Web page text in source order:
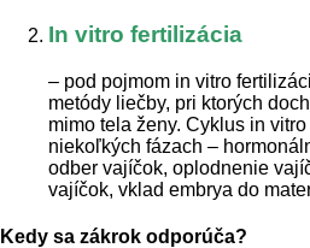
In vitro fertilizácia
– pod pojmom in vitro
metódy liečby, pri ktorých
mimo tela ženy. Cyklus in
niekoľkých fázach –
odber vajíčok, oplodnenie
vajíčok, vklad embrya do
Kedy sa zákrok odporúča?